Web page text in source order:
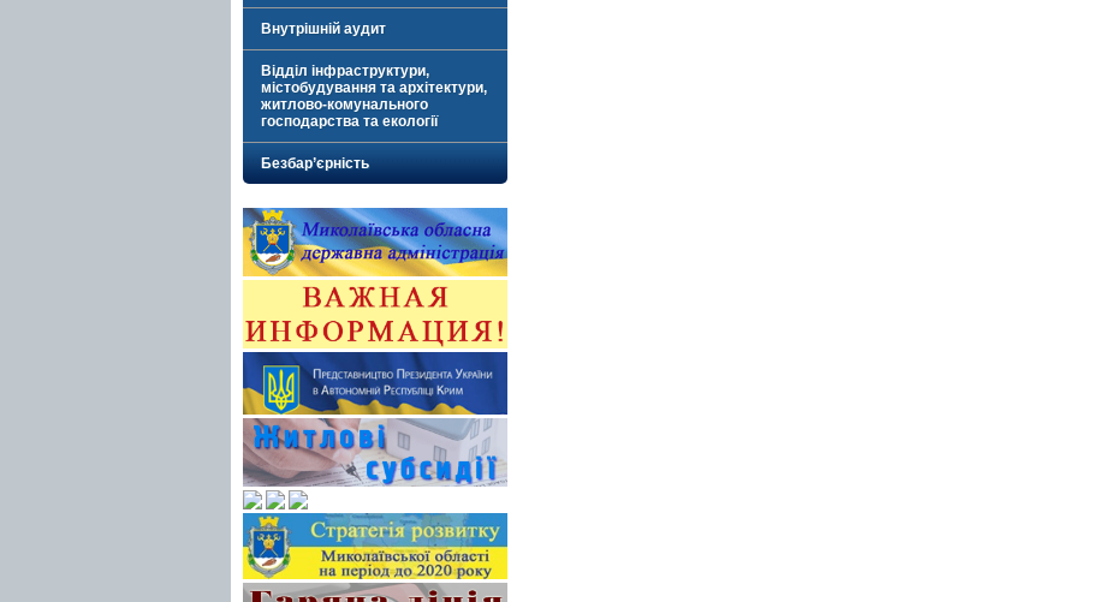
Внутрішній аудит
Відділ інфраструктури,
містобудування та архітектури,
житлово-комунального
господарства та екології
Безбар’єрність